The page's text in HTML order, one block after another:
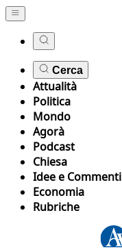
Cerca
Attualità
Politica
Mondo
Agorà
Podcast
Chiesa
Idee e Commenti
Economia
Rubriche